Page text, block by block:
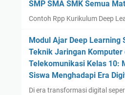
SMP SMA SMK Semua
Contoh Rpp Kurikulum Deep
Modul Ajar Deep Learning
Teknik Jaringan Komputer
Telekomunikasi Kelas 10:
Siswa Menghadapi Era
Di era transformasi digital